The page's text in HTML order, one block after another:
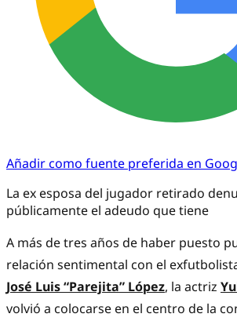
Añadir como fuente preferida en
La ex esposa del jugador retirado
públicamente el adeudo que tiene
A más de tres años de haber puesto
relación sentimental con el
José Luis “Parejita” López, la actriz
volvió a colocarse en el centro de la